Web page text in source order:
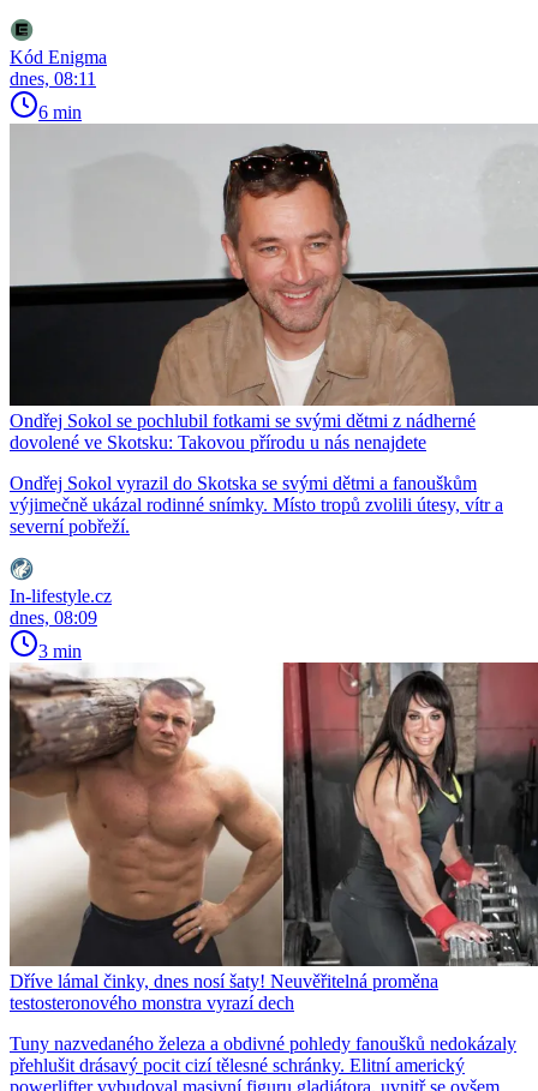
Kód Enigma
dnes, 08:11
6 min
Ondřej Sokol se pochlubil fotkami se svými dětmi z nádherné
dovolené ve Skotsku: Takovou přírodu u nás nenajdete
Ondřej Sokol vyrazil do Skotska se svými dětmi a fanouškům
výjimečně ukázal rodinné snímky. Místo tropů zvolili útesy, vítr a
severní pobřeží.
In-lifestyle.cz
dnes, 08:09
3 min
Dříve lámal činky, dnes nosí šaty! Neuvěřitelná proměna
testosteronového monstra vyrazí dech
Tuny nazvedaného železa a obdivné pohledy fanoušků nedokázaly
přehlušit drásavý pocit cizí tělesné schránky. Elitní americký
powerlifter vybudoval masivní figuru gladiátora, uvnitř se ovšem